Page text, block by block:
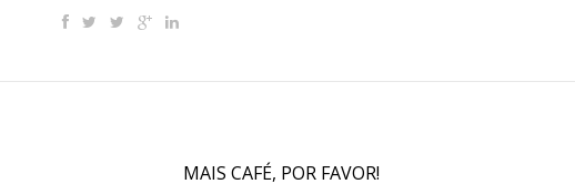
MAIS CAFÉ, POR FAVOR!